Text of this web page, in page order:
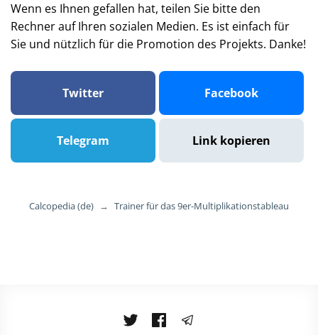
Wenn es Ihnen gefallen hat, teilen Sie bitte den
Rechner auf Ihren sozialen Medien. Es ist einfach für
Sie und nützlich für die Promotion des Projekts. Danke!
Twitter Facebook
Telegram Link kopieren
Calcopedia (de) → Trainer für das 9er-Multiplikationstableau